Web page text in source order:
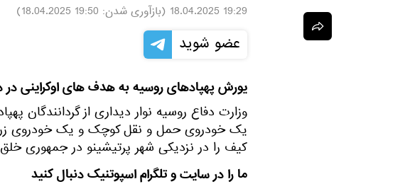
19:29 18.04.2025 (بازآوری شدن: 19:50 18.04.2025
)
عضو شوید
یورش پهپادهای روسیه به هدف های اوکراینی
وزارت دفاع روسیه نوار دیداری از گردانندگان
یک خودروی حمل و نقل کوچک و یک خودروی
کیف را در نزدیکی شهر پرتیشینو در جمهوری
ما را در سایت و تلگرام اسپوتنیک دنبال کنید